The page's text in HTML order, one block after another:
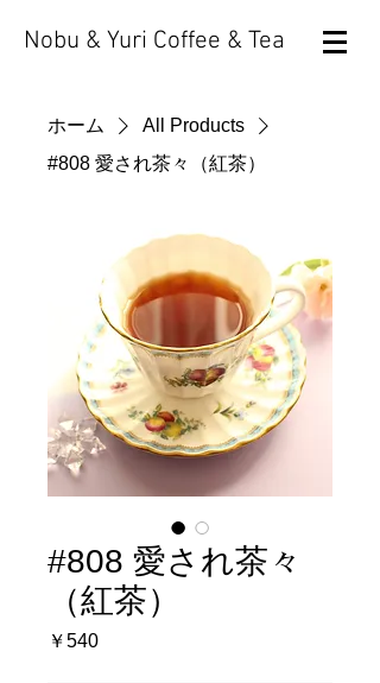
Nobu & Yuri Coffee & Tea
ホーム
All Products
#808 愛され茶々（紅茶）
#808 愛され茶々
（紅茶）
￥540価